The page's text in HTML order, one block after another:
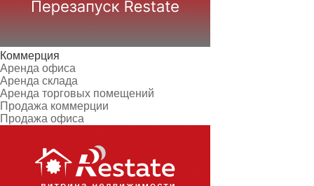
Коммерция
Аренда офиса
Аренда склада
Аренда торговых помещений
Продажа коммерции
Продажа офиса